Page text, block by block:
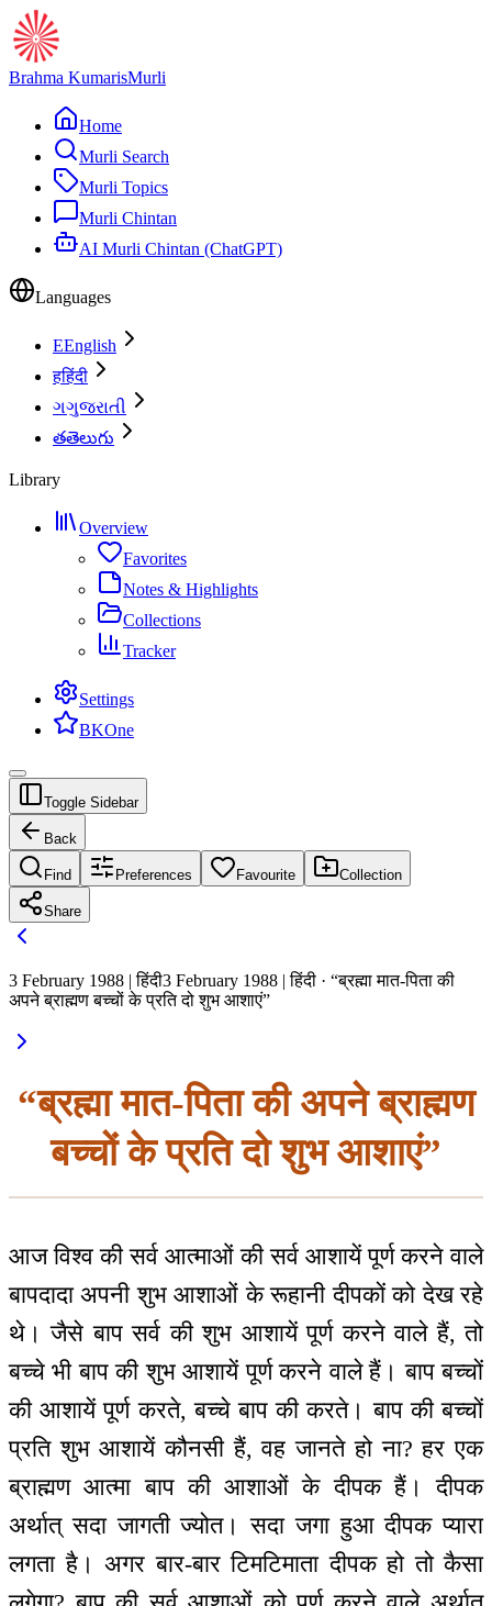
Brahma KumarisMurli
Home
Murli Search
Murli Topics
Murli Chintan
AI Murli Chintan (ChatGPT)
Languages
EEnglish
हहिंदी
ગગુજરાતી
తతెలుగు
Library
Overview
Favorites
Notes & Highlights
Collections
Tracker
Settings
BKOne
Toggle Sidebar
Back
Find Preferences Favourite Collection
Share
3 February 1988 | हिंदी3 February 1988 | हिंदी · “ब्रह्मा मात-पिता की
अपने ब्राह्मण बच्चों के प्रति दो शुभ आशाएं”
“ब्रह्मा मात-पिता की अपने ब्राह्मण
बच्चों के प्रति दो शुभ आशाएं”
आज विश्व की सर्व आत्माओं की सर्व आशायें पूर्ण करने वाले
बापदादा अपनी शुभ आशाओं के रूहानी दीपकों को देख रहे
थे। जैसे बाप सर्व की शुभ आशायें पूर्ण करने वाले हैं, तो
बच्चे भी बाप की शुभ आशायें पूर्ण करने वाले हैं। बाप बच्चों
की आशायें पूर्ण करते, बच्चे बाप की करते। बाप की बच्चों
प्रति शुभ आशायें कौनसी हैं, वह जानते हो ना? हर एक
ब्राह्मण आत्मा बाप की आशाओं के दीपक हैं। दीपक
अर्थात् सदा जागती ज्योत। सदा जगा हुआ दीपक प्यारा
लगता है। अगर बार-बार टिमटिमाता दीपक हो तो कैसा